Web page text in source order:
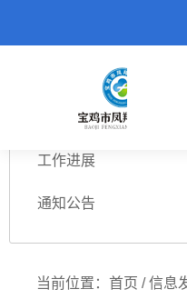
医院活动
工作进展
通知公告
当前位置： 首页 /信息